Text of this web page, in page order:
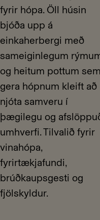
fyrir hópa. Öll húsin
bjóða upp á
einkaherbergi með
sameiginlegum
og heitum pottum sem
gera hópnum kleift að
njóta samveru í
þægilegu og
umhverfi. Tilvalið fyrir
vinahópa,
fyrirtækjafundi,
brúðkaupsgesti og
fjölskyldur.